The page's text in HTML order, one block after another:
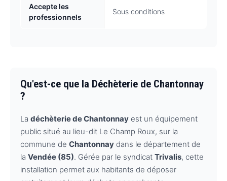
Accepte les
professionnels
Sous conditions
Qu'est-ce que la Déchèterie de Chantonnay
?
La déchèterie de Chantonnay est un équipement
public situé au lieu-dit Le Champ Roux, sur la
commune de Chantonnay dans le département de
la Vendée (85). Gérée par le syndicat Trivalis, cette
installation permet aux habitants de déposer